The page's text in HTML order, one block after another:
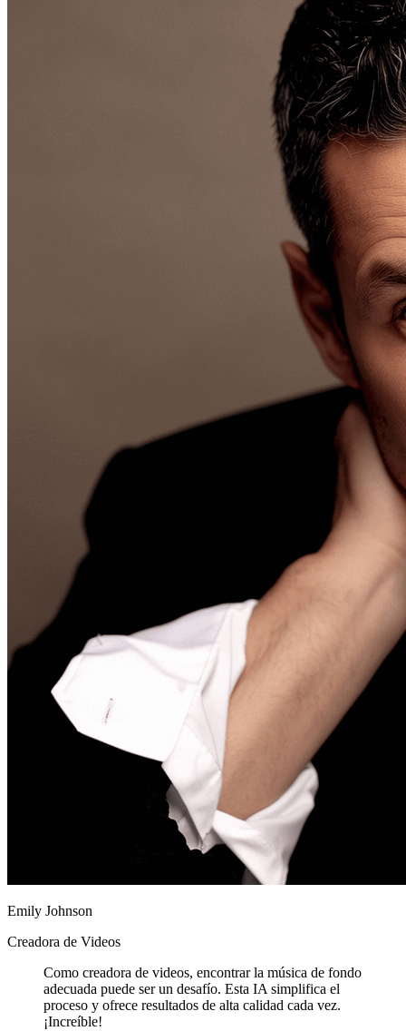
Emily Johnson
Creadora de Videos
Como creadora de videos, encontrar la música de fondo
adecuada puede ser un desafío. Esta IA simplifica el
proceso y ofrece resultados de alta calidad cada vez.
¡Increíble!